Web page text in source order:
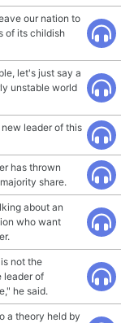
our nation to
of its childish
let's just say a
unstable world
leader of this
has thrown
share.
about an
who want
not the
leader of
he said.
a theory held by